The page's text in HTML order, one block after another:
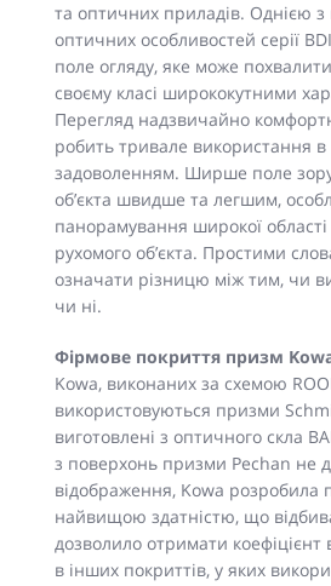
та оптичних приладів. Однією з
оптичних особливостей серії
поле огляду, яке може
своєму класі ширококутними
Перегляд надзвичайно
робить тривале використання в
задоволенням. Ширше поле
об’єкта швидше та легшим,
панорамування широкої
рухомого об’єкта. Простими
означати різницю між тим, чи ви
чи ні.
Фірмове покриття призм
Kowa, виконаних за схемою
використовуються призми
виготовлені з оптичного скла
з поверхонь призми Pechan не
відображення, Kowa розробила
найвищою здатністю, що
дозволило отримати коефіцієнт
в інших покриттів, у яких